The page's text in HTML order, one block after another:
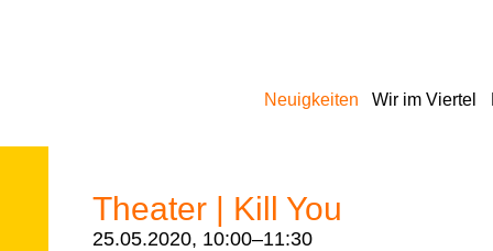
Neuigkeiten Wir im Viertel
Theater | Kill You
25.05.2020, 10:00–11:30